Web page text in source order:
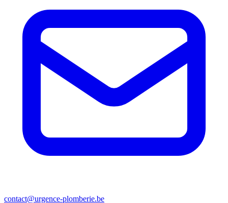
contact@urgence-plomberie.be